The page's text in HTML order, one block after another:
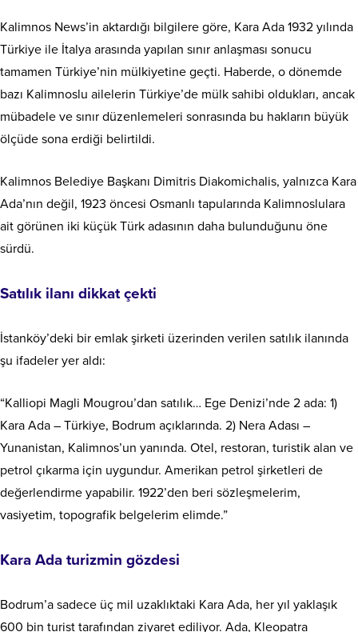
Kalimnos News’in aktardığı bilgilere göre, Kara Ada 1932 yılında
Türkiye ile İtalya arasında yapılan sınır anlaşması sonucu
tamamen Türkiye’nin mülkiyetine geçti. Haberde, o dönemde
bazı Kalimnoslu ailelerin Türkiye’de mülk sahibi oldukları, ancak
mübadele ve sınır düzenlemeleri sonrasında bu hakların büyük
ölçüde sona erdiği belirtildi.
Kalimnos Belediye Başkanı Dimitris Diakomichalis, yalnızca Kara
Ada’nın değil, 1923 öncesi Osmanlı tapularında Kalimnoslulara
ait görünen iki küçük Türk adasının daha bulunduğunu öne
sürdü.
Satılık ilanı dikkat çekti
İstanköy’deki bir emlak şirketi üzerinden verilen satılık ilanında
şu ifadeler yer aldı:
“Kalliopi Magli Mougrou’dan satılık… Ege Denizi’nde 2 ada: 1)
Kara Ada – Türkiye, Bodrum açıklarında. 2) Nera Adası –
Yunanistan, Kalimnos’un yanında. Otel, restoran, turistik alan ve
petrol çıkarma için uygundur. Amerikan petrol şirketleri de
değerlendirme yapabilir. 1922’den beri sözleşmelerim,
vasiyetim, topografik belgelerim elimde.”
Kara Ada turizmin gözdesi
Bodrum’a sadece üç mil uzaklıktaki Kara Ada, her yıl yaklaşık
600 bin turist tarafından ziyaret ediliyor. Ada, Kleopatra